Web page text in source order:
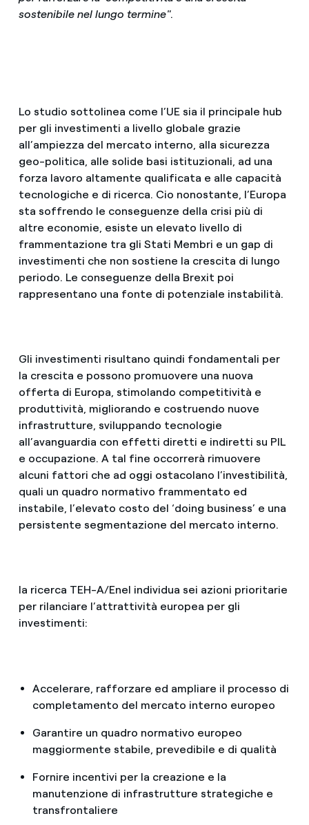
sostenibile nel lungo termine".
Lo studio sottolinea come l’UE sia il principale hub
per gli investimenti a livello globale grazie
all’ampiezza del mercato interno, alla sicurezza
geo-politica, alle solide basi istituzionali, ad una
forza lavoro altamente qualificata e alle capacità
tecnologiche e di ricerca. Cio nonostante, l’Europa
sta soffrendo le conseguenze della crisi più di
altre economie, esiste un elevato livello di
frammentazione tra gli Stati Membri e un gap di
investimenti che non sostiene la crescita di lungo
periodo. Le conseguenze della Brexit poi
rappresentano una fonte di potenziale instabilità.
Gli investimenti risultano quindi fondamentali per
la crescita e possono promuovere una nuova
offerta di Europa, stimolando competitività e
produttività, migliorando e costruendo nuove
infrastrutture, sviluppando tecnologie
all’avanguardia con effetti diretti e indiretti su PIL
e occupazione. A tal fine occorrerà rimuovere
alcuni fattori che ad oggi ostacolano l’investibilità,
quali un quadro normativo frammentato ed
instabile, l’elevato costo del ‘doing business’ e una
persistente segmentazione del mercato interno.
la ricerca TEH-A/Enel individua sei azioni prioritarie
per rilanciare l’attrattività europea per gli
investimenti:
Accelerare, rafforzare ed ampliare il processo di
completamento del mercato interno europeo
Garantire un quadro normativo europeo
maggiormente stabile, prevedibile e di qualità
Fornire incentivi per la creazione e la
manutenzione di infrastrutture strategiche e
transfrontaliere